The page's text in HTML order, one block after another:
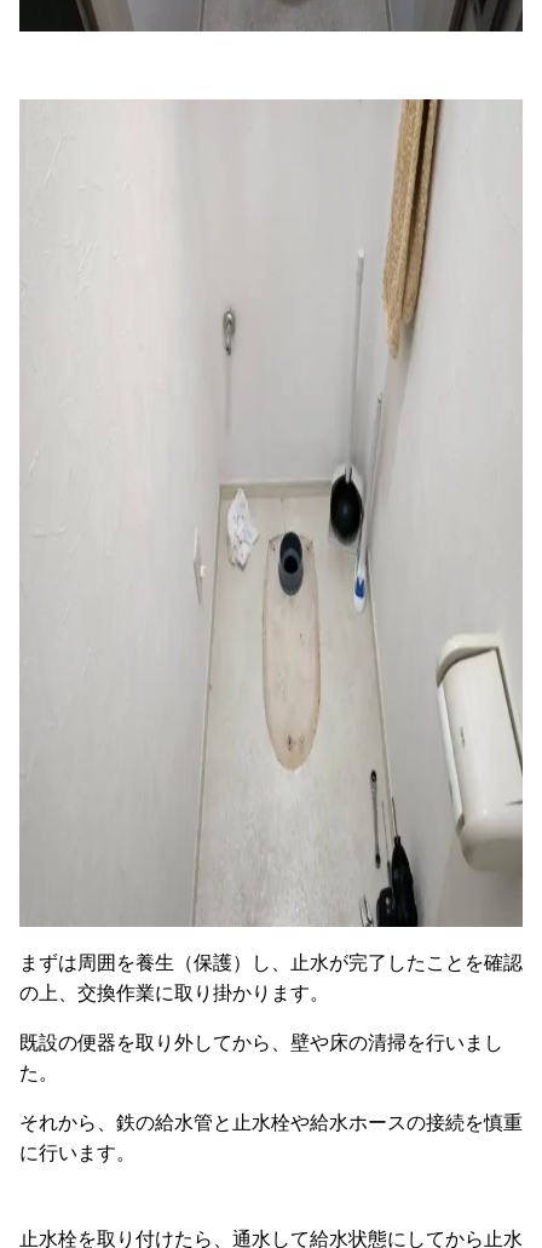
まずは周囲を養生（保護）し、止水が完了したことを確認
の上、交換作業に取り掛かります。
既設の便器を取り外してから、壁や床の清掃を行いまし
た。
それから、鉄の給水管と止水栓や給水ホースの接続を慎重
に行います。
止水栓を取り付けたら、通水して給水状態にしてから止水